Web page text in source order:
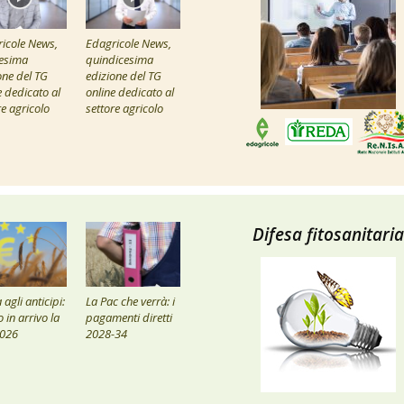
News,
del TG
dedicato al
agricolo
Edagricole News,
quindicesima
edizione del TG
online dedicato al
settore agricolo
agli anticipi:
in arrivo la
La Pac che verrà: i
pagamenti diretti
2028-34
Difesa fitosanitaria